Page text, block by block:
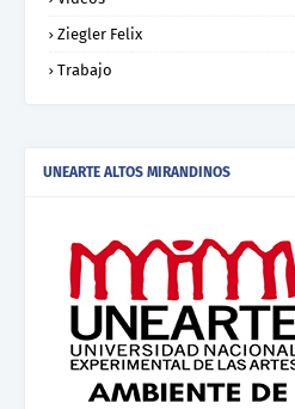
Ziegler Felix
Trabajo
UNEARTE ALTOS MIRANDINOS